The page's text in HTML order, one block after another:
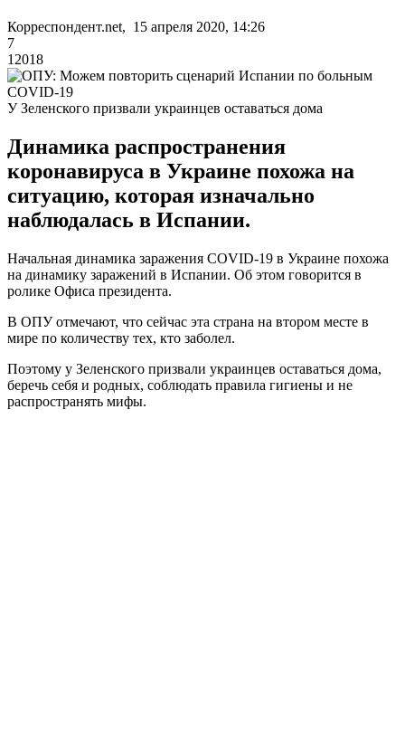
Корреспондент.net, 15 апреля 2020, 14:26
7
12018
У Зеленского призвали украинцев оставаться дома
Динамика распространения
коронавируса в Украине похожа на
ситуацию, которая изначально
наблюдалась в Испании.
Начальная динамика заражения COVID-19 в Украине похожа
на динамику заражений в Испании. Об этом говорится в
ролике Офиса президента.
В ОПУ отмечают, что сейчас эта страна на втором месте в
мире по количеству тех, кто заболел.
Поэтому у Зеленского призвали украинцев оставаться дома,
беречь себя и родных, соблюдать правила гигиены и не
распространять мифы.